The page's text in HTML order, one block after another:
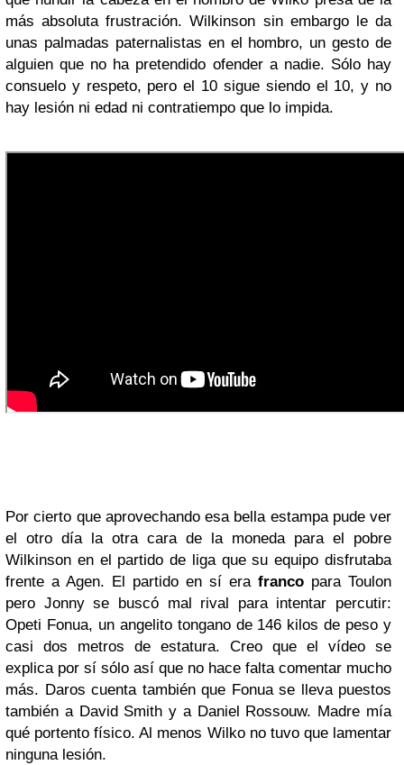
más absoluta frustración. Wilkinson sin embargo le da
unas palmadas paternalistas en el hombro, un gesto de
alguien que no ha pretendido ofender a nadie. Sólo hay
consuelo y respeto, pero el 10 sigue siendo el 10, y no
hay lesión ni edad ni contratiempo que lo impida.
Por cierto que aprovechando esa bella estampa pude ver
el otro día la otra cara de la moneda para el pobre
Wilkinson en el partido de liga que su equipo disfrutaba
frente a Agen. El partido en sí era franco para Toulon
pero Jonny se buscó mal rival para intentar percutir:
Opeti Fonua, un angelito tongano de 146 kilos de peso y
casi dos metros de estatura. Creo que el vídeo se
explica por sí sólo así que no hace falta comentar mucho
más. Daros cuenta también que Fonua se lleva puestos
también a David Smith y a Daniel Rossouw. Madre mía
qué portento físico. Al menos Wilko no tuvo que lamentar
ninguna lesión.